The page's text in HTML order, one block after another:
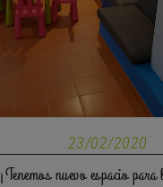
23/02/2020
¡Tenemos nuevo espacio